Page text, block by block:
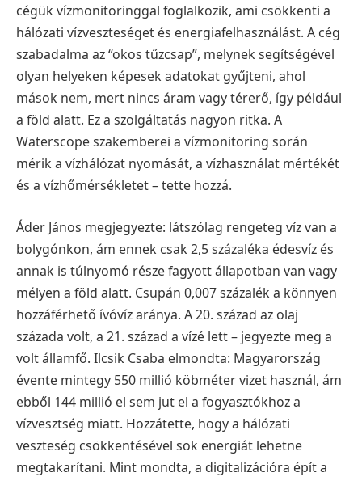
cégük vízmonitoringgal foglalkozik, ami csökkenti a
hálózati vízveszteséget és energiafelhasználást. A cég
szabadalma az “okos tűzcsap”, melynek segítségével
olyan helyeken képesek adatokat gyűjteni, ahol
mások nem, mert nincs áram vagy térerő, így például
a föld alatt. Ez a szolgáltatás nagyon ritka. A
Waterscope szakemberei a vízmonitoring során
mérik a vízhálózat nyomását, a vízhasználat mértékét
és a vízhőmérsékletet – tette hozzá.
Áder János megjegyezte: látszólag rengeteg víz van a
bolygónkon, ám ennek csak 2,5 százaléka édesvíz és
annak is túlnyomó része fagyott állapotban van vagy
mélyen a föld alatt. Csupán 0,007 százalék a könnyen
hozzáférhető ívóvíz aránya. A 20. század az olaj
százada volt, a 21. század a vízé lett – jegyezte meg a
volt államfő. Ilcsik Csaba elmondta: Magyarország
évente mintegy 550 millió köbméter vizet használ, ám
ebből 144 millió el sem jut el a fogyasztókhoz a
vízvesztség miatt. Hozzátette, hogy a hálózati
veszteség csökkentésével sok energiát lehetne
megtakarítani. Mint mondta, a digitalizációra épít a